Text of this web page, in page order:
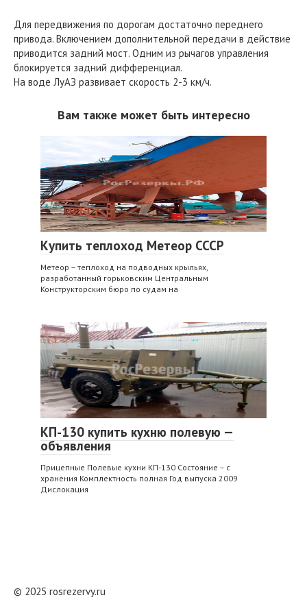
Для передвижения по дорогам достаточно переднего
привода. Включением дополнительной передачи в действие
приводится задний мост. Одним из рычагов управления
блокируется задний дифференциал.
На воде ЛуАЗ развивает скорость 2-3 км/ч.
Вам также может быть интересно
Купить теплоход Метеор СССР
Метеор – теплоход на подводных крыльях,
разработанный горьковским Центральным
Конструкторским бюро по судам на
КП-130 купить кухню полевую —
объявления
Прицепные Полевые кухни КП-130 Состояние – с
хранения Комплектность полная Год выпуска 2009
Дислокация
© 2025 rosrezervy.ru